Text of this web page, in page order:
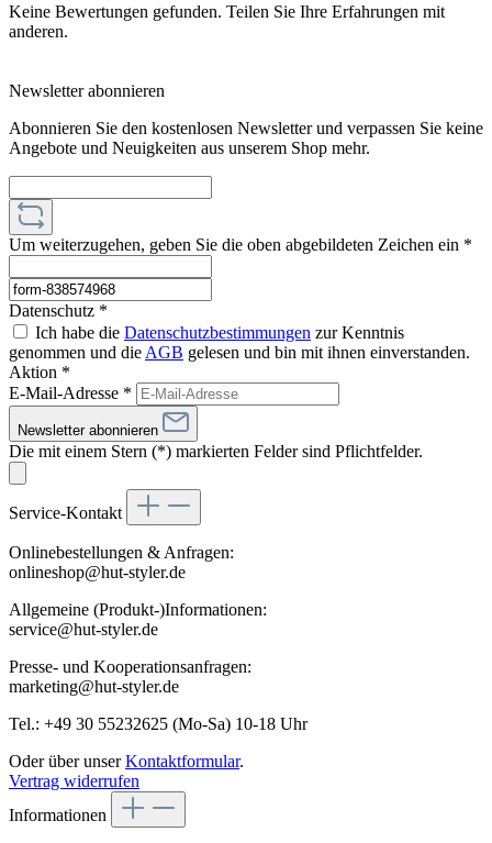
Keine Bewertungen gefunden. Teilen Sie Ihre Erfahrungen mit
anderen.
Newsletter abonnieren
Abonnieren Sie den kostenlosen Newsletter und verpassen Sie keine
Angebote und Neuigkeiten aus unserem Shop mehr.
Um weiterzugehen, geben Sie die oben abgebildeten Zeichen ein *
Datenschutz *
Ich habe die Datenschutzbestimmungen zur Kenntnis
genommen und die AGB gelesen und bin mit ihnen einverstanden.
Aktion *
E-Mail-Adresse *
Newsletter abonnieren
Die mit einem Stern (*) markierten Felder sind Pflichtfelder.
Service-Kontakt
Onlinebestellungen & Anfragen:
onlineshop@hut-styler.de
Allgemeine (Produkt-)Informationen:
service@hut-styler.de
Presse- und Kooperationsanfragen:
marketing@hut-styler.de
Tel.: +49 30 55232625 (Mo-Sa) 10-18 Uhr
Oder über unserKontaktformular.
Vertrag widerrufen
Informationen